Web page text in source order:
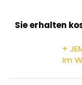
Sie erhalten
+
Im